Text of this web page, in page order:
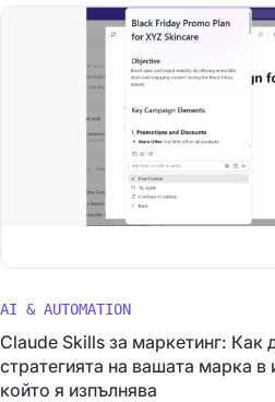
AI & AUTOMATION
Claude Skills за маркетинг: Как
стратегията на вашата марка в
който я изпълнява